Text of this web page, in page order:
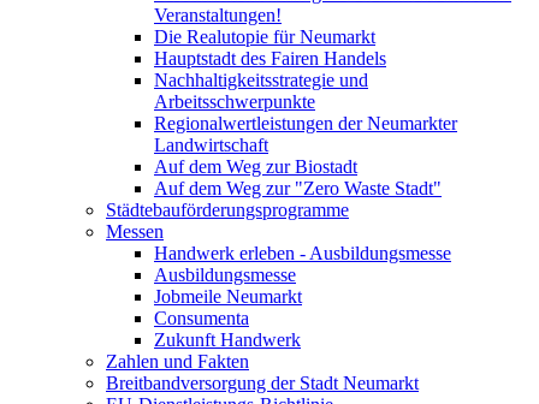
Veranstaltungen!
Die Realutopie für Neumarkt
Hauptstadt des Fairen Handels
Nachhaltigkeitsstrategie und
Arbeitsschwerpunkte
Regionalwertleistungen der Neumarkter
Landwirtschaft
Auf dem Weg zur Biostadt
Auf dem Weg zur "Zero Waste Stadt"
Städtebauförderungsprogramme
Messen
Handwerk erleben - Ausbildungsmesse
Ausbildungsmesse
Jobmeile Neumarkt
Consumenta
Zukunft Handwerk
Zahlen und Fakten
Breitbandversorgung der Stadt Neumarkt